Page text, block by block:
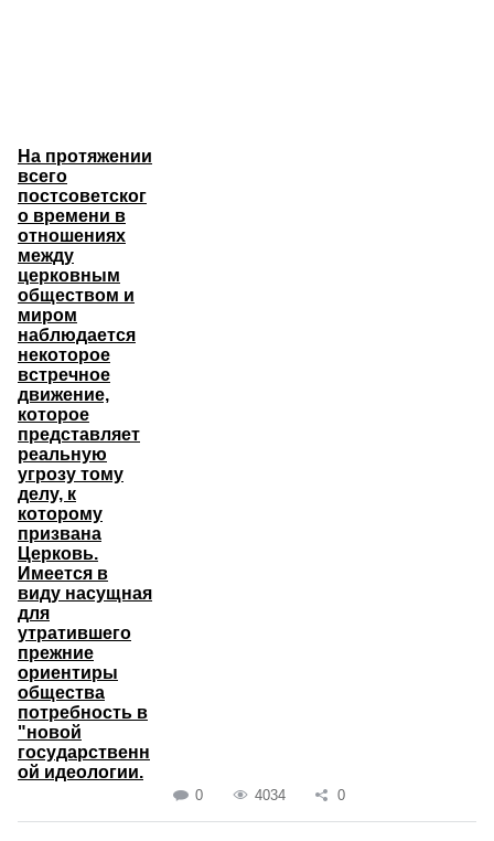
На протяжении
всего
постсоветског
о времени в
отношениях
между
церковным
обществом и
миром
наблюдается
некоторое
встречное
движение,
которое
представляет
реальную
угрозу тому
делу, к
которому
призвана
Церковь.
Имеется в
виду насущная
для
утратившего
прежние
ориентиры
общества
потребность в
"новой
государственн
ой идеологии.
0 4034 0